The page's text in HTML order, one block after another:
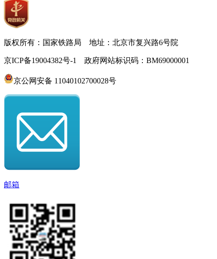
版权所有：国家铁路局 地址：北京市复兴路6号院
京ICP备19004382号-1 政府网站标识码：BM69000001
京公网安备 11040102700028号
邮箱